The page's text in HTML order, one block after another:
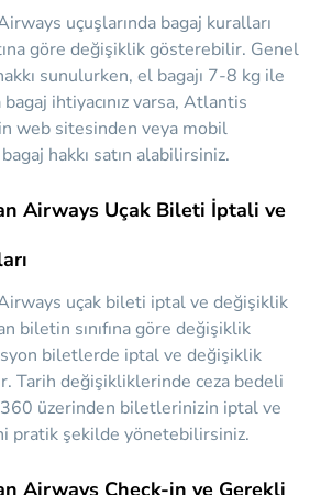
uçuşlarında bagaj kuralları
göre değişiklik gösterebilir. Genel
sunulurken, el bagajı 7-8 kg ile
bagaj ihtiyacınız varsa, Atlantis
web sitesinden veya mobil
hakkı satın alabilirsiniz.
Airways Uçak Bileti İptali ve
uçak bileti iptal ve değişiklik
biletin sınıfına göre değişiklik
biletlerde iptal ve değişiklik
Tarih değişikliklerinde ceza bedeli
üzerinden biletlerinizin iptal ve
pratik şekilde yönetebilirsiniz.
Airways Check-in ve Gerekli